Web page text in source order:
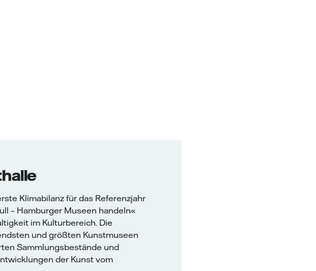
Klimabilanz für das Referenzjahr
– Hamburger Museen handeln«
im Kulturbereich. Die
und größten Kunstmuseen
Sammlungsbestände und
der Kunst vom